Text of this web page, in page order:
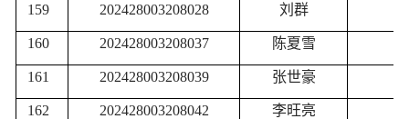
159 202428003208028 刘群
160 202428003208037 陈夏雪
161 202428003208039 张世豪
162 202428003208042 李旺亮